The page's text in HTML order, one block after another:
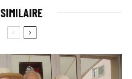
SIMILAIRE